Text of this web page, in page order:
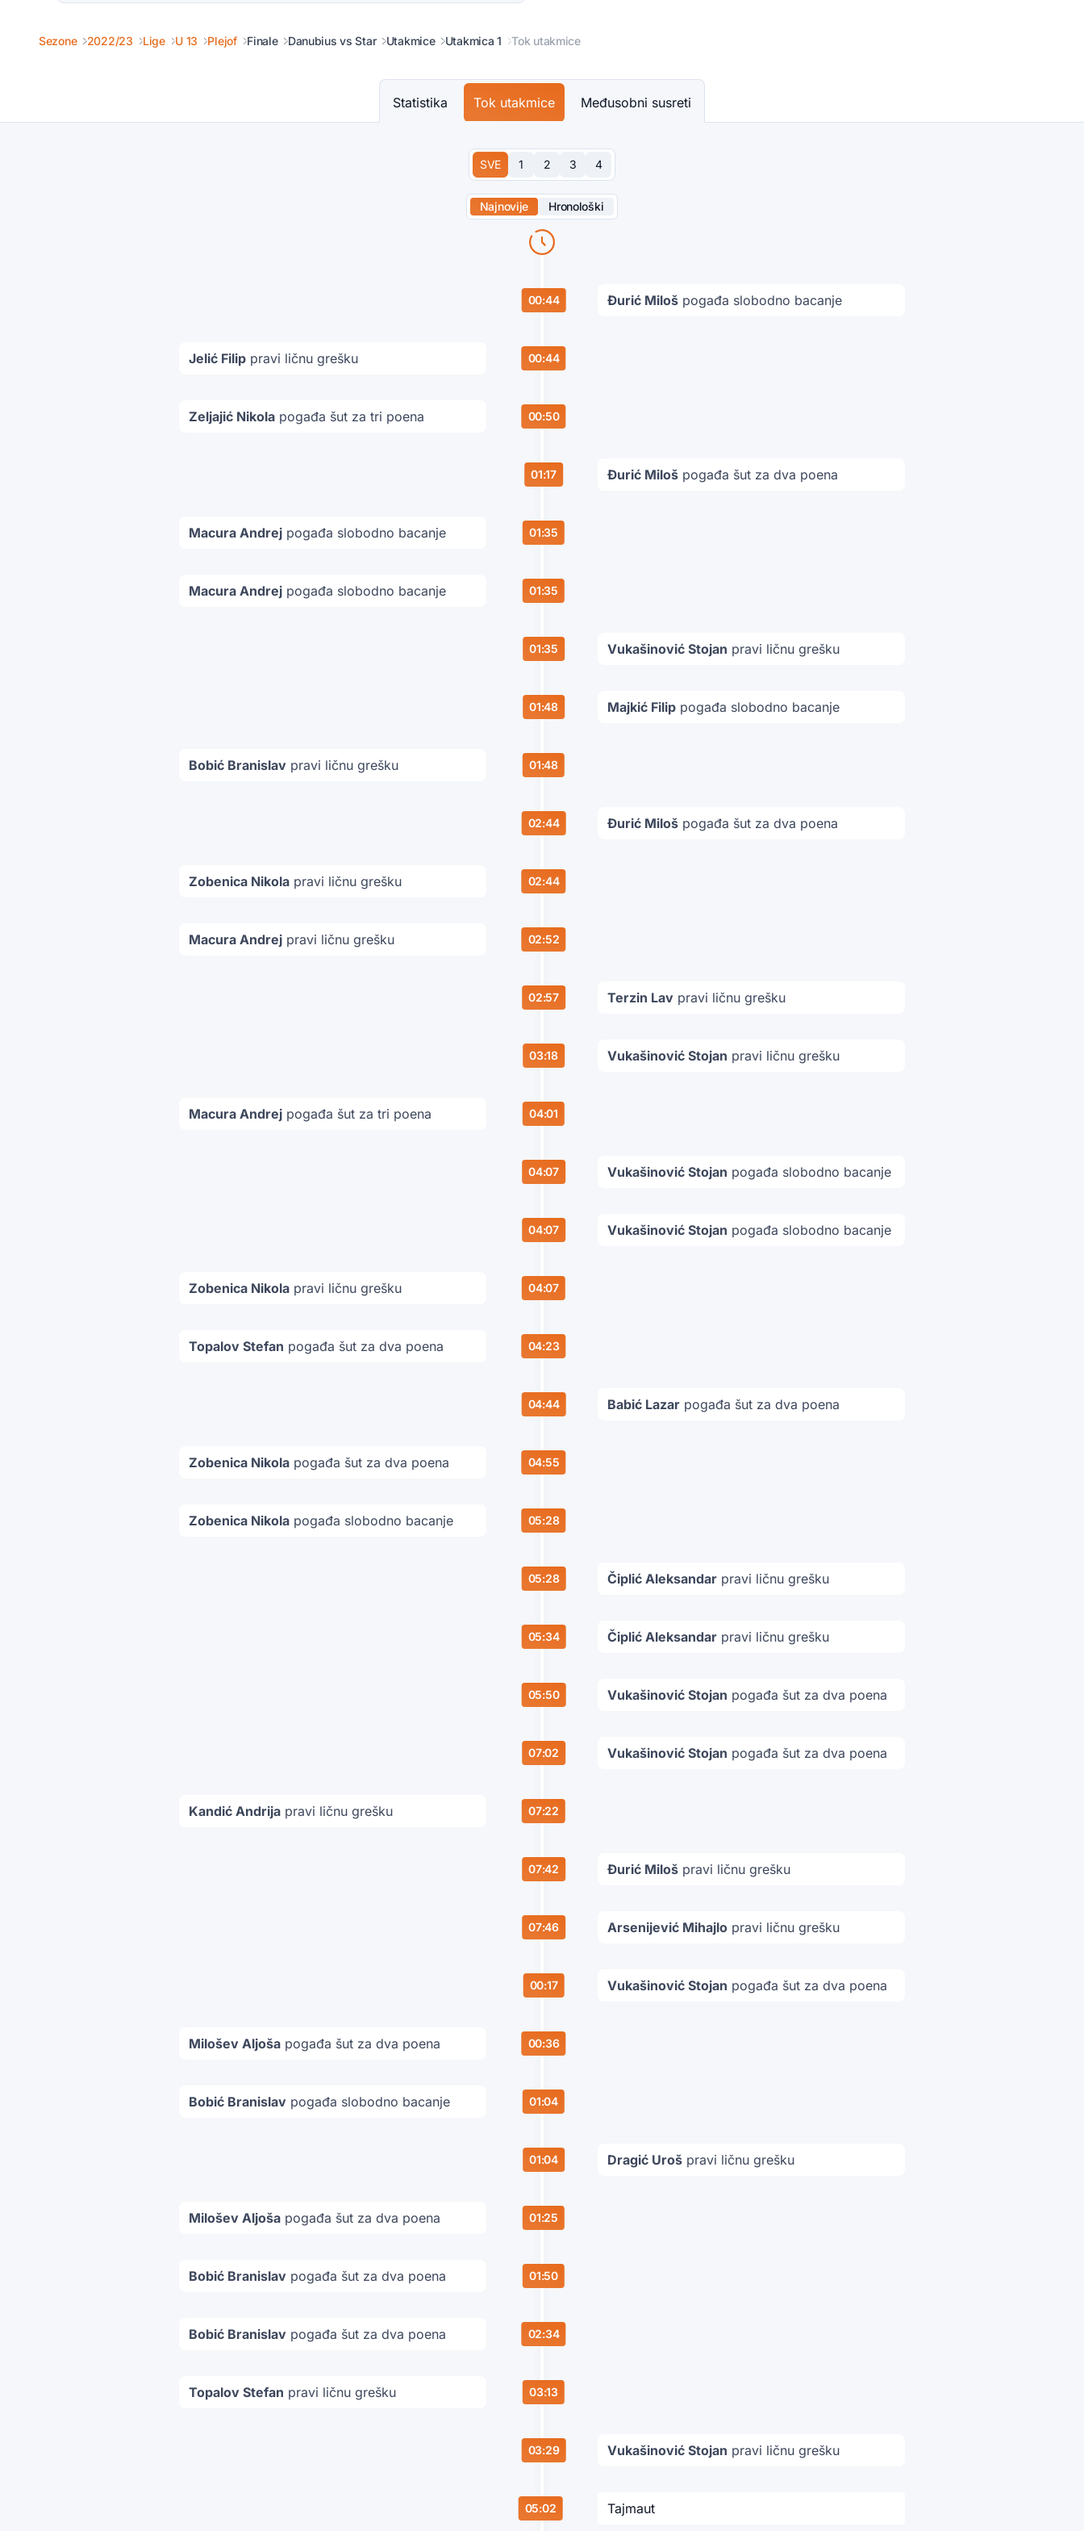
Sezone 2022/23 Lige U 13 Plejof Finale Danubius vs Star Utakmice Utakmica 1 Tok utakmice
Statistika Tok utakmice Međusobni susreti
SVE 1 2 3 4
Najnovije Hronološki
00:44 Đurić Miloš pogađa slobodno bacanje
00:44
Jelić Filip pravi ličnu grešku
00:50
Zeljajić Nikola pogađa šut za tri poena
01:17 Đurić Miloš pogađa šut za dva poena
01:35
Macura Andrej pogađa slobodno bacanje
01:35
Macura Andrej pogađa slobodno bacanje
01:35 Vukašinović Stojan pravi ličnu grešku
01:48 Majkić Filip pogađa slobodno bacanje
01:48
Bobić Branislav pravi ličnu grešku
02:44 Đurić Miloš pogađa šut za dva poena
02:44
Zobenica Nikola pravi ličnu grešku
02:52
Macura Andrej pravi ličnu grešku
02:57 Terzin Lav pravi ličnu grešku
03:18 Vukašinović Stojan pravi ličnu grešku
04:01
Macura Andrej pogađa šut za tri poena
04:07 Vukašinović Stojan pogađa slobodno bacanje
04:07 Vukašinović Stojan pogađa slobodno bacanje
04:07
Zobenica Nikola pravi ličnu grešku
04:23
Topalov Stefan pogađa šut za dva poena
04:44 Babić Lazar pogađa šut za dva poena
04:55
Zobenica Nikola pogađa šut za dva poena
05:28
Zobenica Nikola pogađa slobodno bacanje
05:28 Čiplić Aleksandar pravi ličnu grešku
05:34 Čiplić Aleksandar pravi ličnu grešku
05:50 Vukašinović Stojan pogađa šut za dva poena
07:02 Vukašinović Stojan pogađa šut za dva poena
07:22
Kandić Andrija pravi ličnu grešku
07:42 Đurić Miloš pravi ličnu grešku
07:46 Arsenijević Mihajlo pravi ličnu grešku
00:17 Vukašinović Stojan pogađa šut za dva poena
00:36
Milošev Aljoša pogađa šut za dva poena
01:04
Bobić Branislav pogađa slobodno bacanje
01:04 Dragić Uroš pravi ličnu grešku
01:25
Milošev Aljoša pogađa šut za dva poena
01:50
Bobić Branislav pogađa šut za dva poena
02:34
Bobić Branislav pogađa šut za dva poena
03:13
Topalov Stefan pravi ličnu grešku
03:29 Vukašinović Stojan pravi ličnu grešku
05:02 Tajmaut